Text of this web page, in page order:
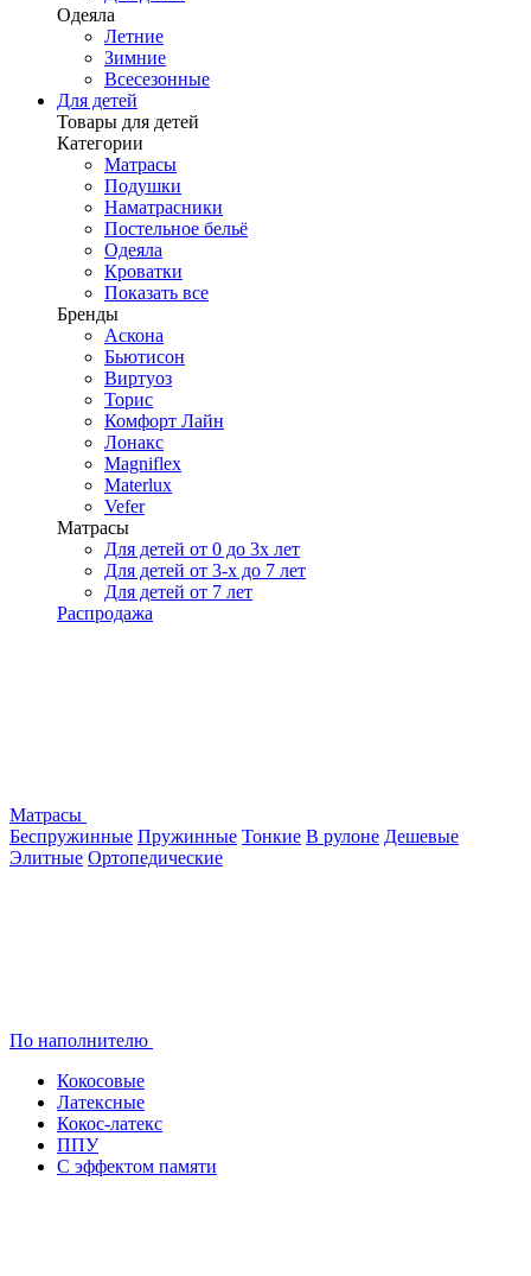
Одеяла
Летние
Зимние
Всесезонные
Для детей
Товары для детей
Категории
Матрасы
Подушки
Наматрасники
Постельное бельё
Одеяла
Кроватки
Показать все
Бренды
Аскона
Бьютисон
Виртуоз
Торис
Комфорт Лайн
Лонакс
Magniflex
Materlux
Vefer
Матрасы
Для детей от 0 до 3х лет
Для детей от 3-х до 7 лет
Для детей от 7 лет
Распродажа
Матрасы
Беспружинные Пружинные Тонкие В рулоне Дешевые
Элитные Ортопедические
По наполнителю
Кокосовые
Латексные
Кокос-латекс
ППУ
С эффектом памяти